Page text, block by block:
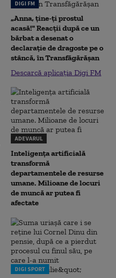
DIGI FM
„Anna, ţine-ţi prostul
acasă!" Reacţii după ce un
bărbat a desenat o
declaraţie de dragoste pe o
stâncă, în Transfăgărăşan
Descarcă aplicația Digi FM
ADEVARUL
Inteligența artificială
transformă
departamentele de resurse
umane. Milioane de locuri
de muncă ar putea fi
afectate
DIGI SPORT